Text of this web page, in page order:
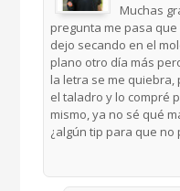
Muchas
pregunta me pasa
dejo secando en el
plano otro día más
la letra se me
el taladro y lo compré
mismo, ya no sé qué
¿algún tip para que no